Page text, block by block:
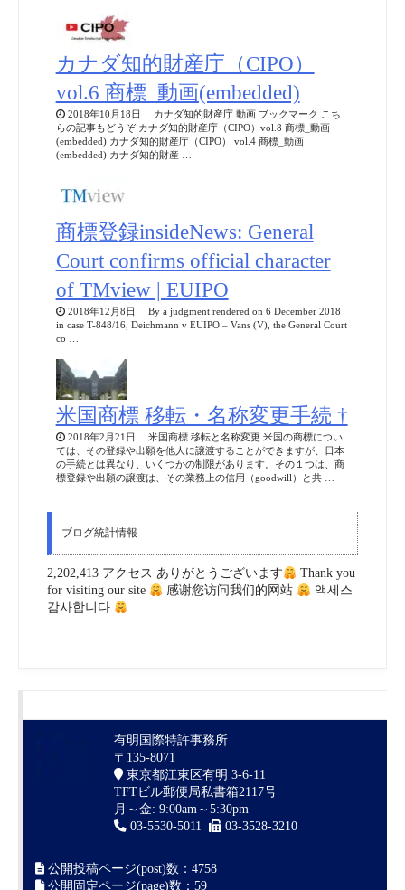
カナダ知的財産庁（CIPO）
vol.6 商標_動画(embedded)
2018年10月18日 カナダ知的財産庁 動画 ブックマーク こち
らの記事もどうぞ カナダ知的財産庁（CIPO）vol.8 商標_動画
(embedded) カナダ知的財産庁（CIPO） vol.4 商標_動画
(embedded) カナダ知的財産 …
商標登録insideNews: General
Court confirms official character
of TMview | EUIPO
2018年12月8日 By a judgment rendered on 6 December 2018
in case T-848/16, Deichmann v EUIPO – Vans (V), the General Court
co …
米国商標 移転・名称変更手続 †
2018年2月21日 米国商標 移転と名称変更 米国の商標につい
ては、その登録や出願を他人に譲渡することができますが、日本
の手続とは異なり、いくつかの制限があります。その１つは、商
標登録や出願の譲渡は、その業務上の信用（goodwill）と共 …
ブログ統計情報
2,202,413 アクセス ありがとうございます
Thank you
for visiting our site
感谢您访问我们的网站
액세스
감사합니다
有明国際特許事務所
〒135-8071
東京都江東区有明 3-6-11
TFTビル郵便局私書箱2117号
月～金: 9:00am～5:30pm
03-5530-5011
03-3528-3210
公開投稿ページ(post)数：4758
公開固定ページ(page)数：59